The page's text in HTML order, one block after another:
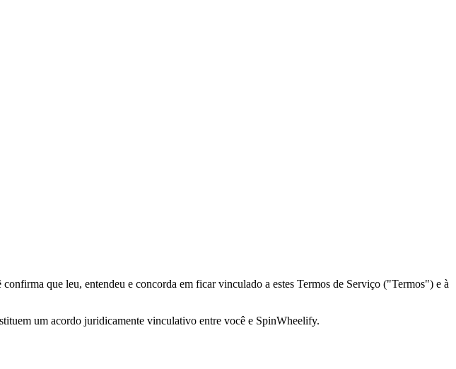
que leu, entendeu e concorda em ficar vinculado a estes Termos de Serviço ("Termos") e à
um acordo juridicamente vinculativo entre você e SpinWheelify.